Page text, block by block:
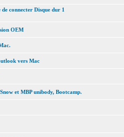
connecter Disque dur 1
OEM
vers Mac
et MBP unibody, Bootcamp.